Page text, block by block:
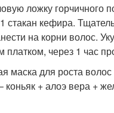
ложку горчичного
стакан кефира.
на корни волос.
платком, через 1 час
маска для роста
коньяк + алоэ вера +